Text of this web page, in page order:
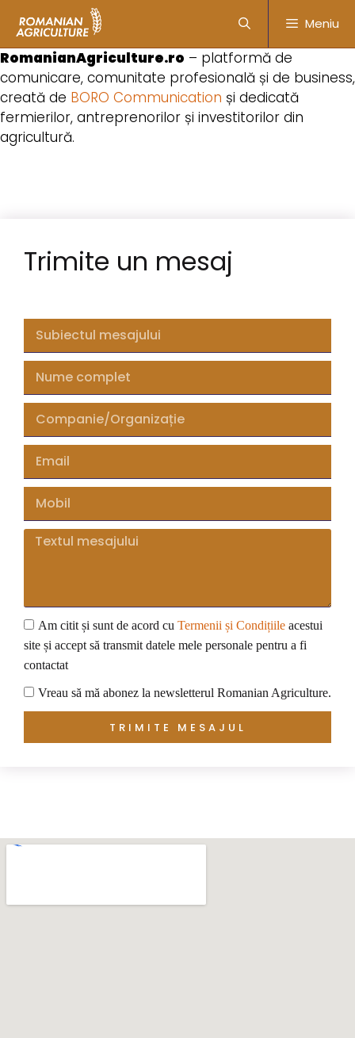
Meniu
RomanianAgriculture.ro – platformă de
comunicare, comunitate profesională și de business,
creată de BORO Communication și dedicată
fermierilor, antreprenorilor și investitorilor din
agricultură.
Trimite un mesaj
Am citit și sunt de acord cu Termenii și Condițiile acestui
site și accept să transmit datele mele personale pentru a fi
contactat
Vreau să mă abonez la newsletterul Romanian Agriculture.
TRIMITE MESAJUL